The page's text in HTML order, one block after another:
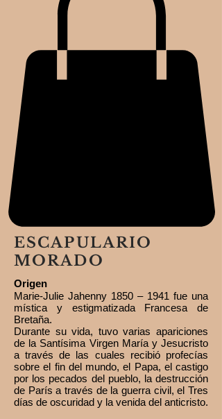
ESCAPULARIO
MORADO
Origen
Marie-Julie Jahenny 1850 – 1941 fue una
mística y estigmatizada Francesa de
Bretaña.
Durante su vida, tuvo varias apariciones
de la Santísima Virgen María y Jesucristo
a través de las cuales recibió profecías
sobre el fin del mundo, el Papa, el castigo
por los pecados del pueblo, la destrucción
de París a través de la guerra civil, el Tres
días de oscuridad y la venida del anticristo.